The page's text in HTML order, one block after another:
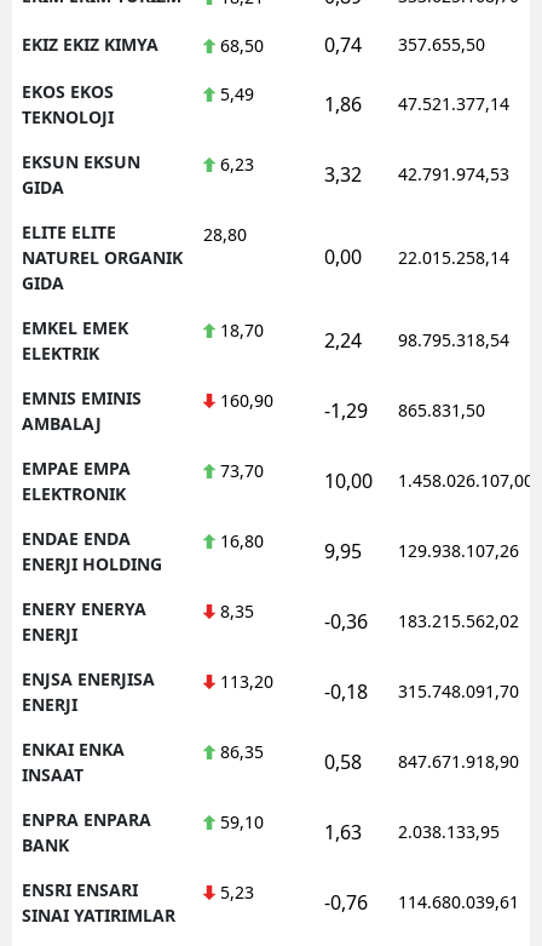
EKIZ EKIZ KIMYA 68,50 0,74 357.655,50
EKOS EKOS
TEKNOLOJI
5,49 1,86 47.521.377,14
EKSUN EKSUN
GIDA
6,23 3,32 42.791.974,53
ELITE ELITE
NATUREL ORGANIK
GIDA
28,80
0,00 22.015.258,14
EMKEL EMEK
ELEKTRIK
18,70 2,24 98.795.318,54
EMNIS EMINIS
AMBALAJ
160,90 -1,29 865.831,50
EMPAE EMPA
ELEKTRONIK
73,70 10,00 1.458.026.107,00
ENDAE ENDA
ENERJI HOLDING
16,80 9,95 129.938.107,26
ENERY ENERYA
ENERJI
8,35 -0,36 183.215.562,02
ENJSA ENERJISA
ENERJI
113,20 -0,18 315.748.091,70
ENKAI ENKA
INSAAT
86,35 0,58 847.671.918,90
ENPRA ENPARA
BANK
59,10 1,63 2.038.133,95
ENSRI ENSARI
SINAI YATIRIMLAR
5,23 -0,76 114.680.039,61